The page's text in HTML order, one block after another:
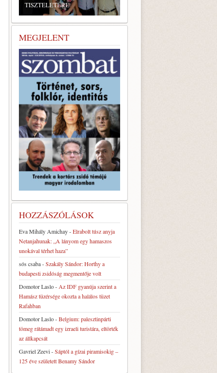
BONYHÁDI ZSIDÓ NAPOK
MEGJELENT
HOZZÁSZÓLÁSOK
Eva Mihály Amichay-Elrabolt túsz anyja
Netanjahunak: „A lányom egy hamaszos
unokával térhet haza”
sós csaba-Szakály Sándor: Horthy a
budapesti zsidóság megmentője volt
Domotor Laslo- Az IDF gyanúja szerint a
Hamász tüzérsége okozta a halálos tüzet
Rafahban
Domotor Laslo-Belgium: palesztinpárti
tömeg rátámadt egy izraeli turistára, eltörték
az állkapcsát
Gavriel Zeevi-Sáptól a gízai piramisokig –
125 éve született Benamy Sándor